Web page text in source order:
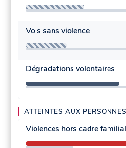
Vols sans violence
Dégradations volontaires
ATTEINTES AUX PERSONNES
Violences hors cadre familial